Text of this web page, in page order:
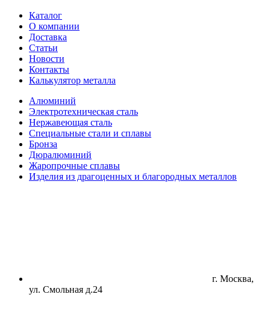
Каталог
О компании
Доставка
Статьи
Новости
Контакты
Калькулятор металла
Алюминий
Электротехническая сталь
Нержавеющая сталь
Специальные стали и сплавы
Бронза
Дюралюминий
Жаропрочные сплавы
Изделия из драгоценных и благородных металлов
г. Москва,
ул. Смольная д.24